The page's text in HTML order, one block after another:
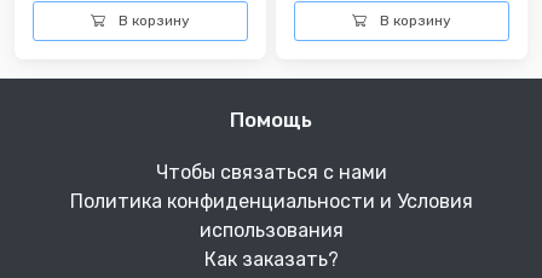
В корзину В корзину
Помощь
Чтобы связаться с нами
Политика конфиденциальности и Условия
использования
Как заказать?